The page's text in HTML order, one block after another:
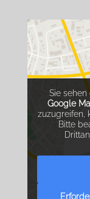
Sie
Google
zuzugreifen,
Bitte